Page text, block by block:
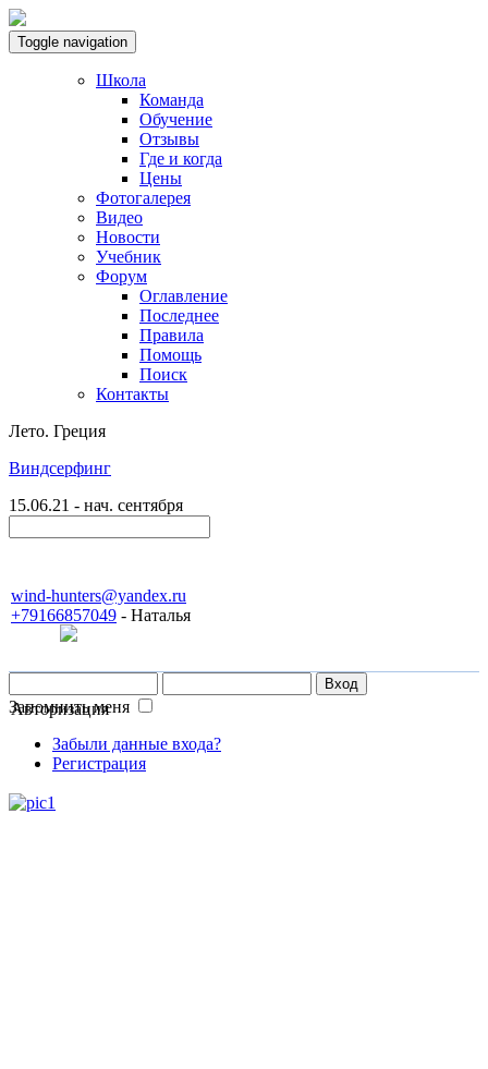
Toggle navigation
Школа
Команда
Обучение
Отзывы
Где и когда
Цены
Фотогалерея
Видео
Новости
Учебник
Форум
Оглавление
Последнее
Правила
Помощь
Поиск
Контакты
Лето. Греция
Виндсерфинг
15.06.21 - нач. сентября
wind-hunters@yandex.ru
+79166857049 - Наталья
Авторизация
Запомнить меня
Забыли данные входа?
Регистрация